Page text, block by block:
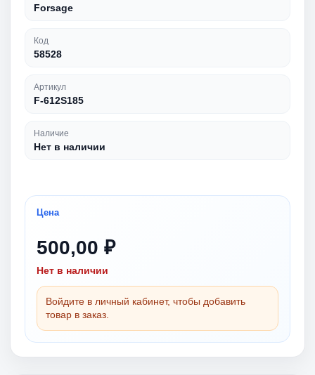
Forsage
Код
58528
Артикул
F-612S185
Наличие
Нет в наличии
Цена
500,00 ₽
Нет в наличии
Войдите в личный кабинет, чтобы добавить
товар в заказ.